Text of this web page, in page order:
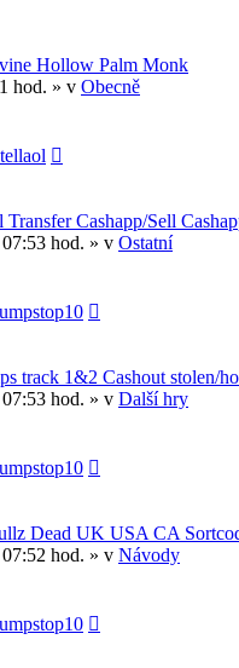
Hollow Palm Monk
hod. » v Obecně
Cashapp/Sell
hod. » v Ostatní
1&2 Cashout stolen/
hod. » v Další hry
Dead UK USA CA
hod. » v Návody